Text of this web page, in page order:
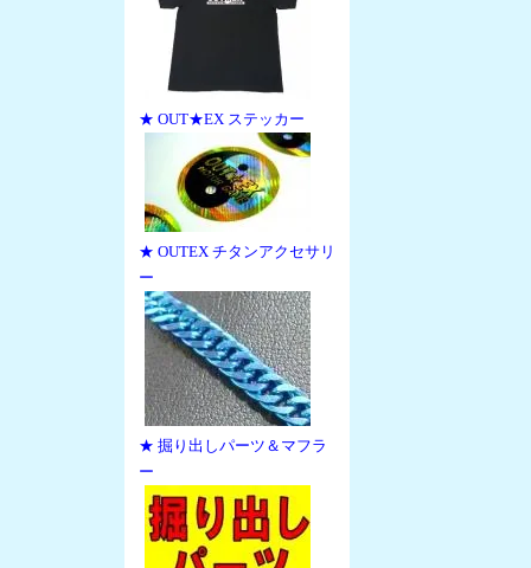
★ OUT★EX ステッカー
★ OUTEX チタンアクセサリ
ー
★ 掘り出しパーツ＆マフラ
ー